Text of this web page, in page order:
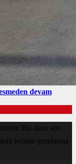
devam
Bu alanı seo
kelime gruplarına